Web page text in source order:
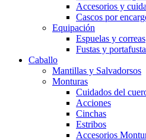
Accesorios y
Cascos por
Equipación
Espuelas y correas
Fustas y
Caballo
Mantillas y Salvadorsos
Monturas
Cuidados del
Acciones
Cinchas
Estribos
Accesorios